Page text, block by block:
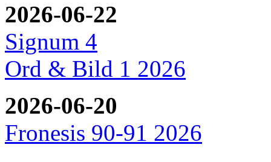
2026-06-22
Signum 4
Ord & Bild 1 2026
2026-06-20
Fronesis 90-91 2026